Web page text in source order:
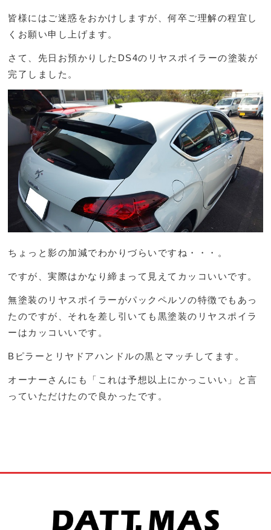
皆様にはご迷惑をおかけしますが、何卒ご理解の程宜し
くお願い申し上げます。
さて、先日お預かりしたDS4のリヤスポイラーの塗装が
完了しました。
ちょっと影の加減でわかりづらいですね・・・。
ですが、実際はかなり締まって見えてカッコいいです。
無塗装のリヤスポイラーがパックペルソの特徴でもあっ
たのですが、それを差し引いても黒塗装のリヤスポイラ
ーはカッコいいです。
Bピラーとリヤドアハンドルの黒とマッチしてます。
オーナーさんにも「これは予想以上にかっこいい」と言
っていただけたので良かったです。